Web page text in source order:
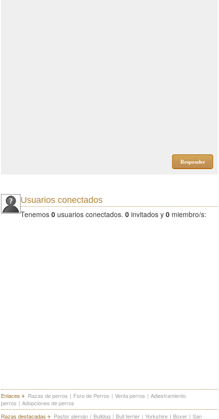
Responder
Usuarios conectados
Tenemos 0 usuarios conectados. 0 invitados y 0 miembro/s:
Enlaces Razas de perros | Foro de Perros | Venta perros | Adiestramiento
perros | Adopciones de perros
Razas destacadas
Pastor alemán | Bulldog | Bull terrier | Yorkshire | Boxer | San